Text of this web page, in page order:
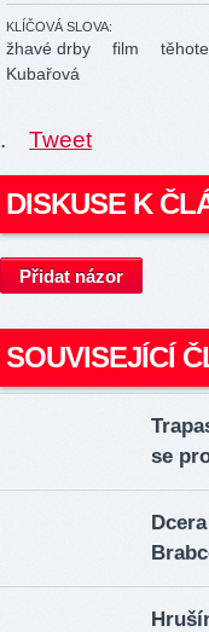
KLÍČOVÁ SLOVA:
žhavé drby film
Kubařová
. Tweet
DISKUSE K
Přidat názor
SOUVISEJÍCÍ
se